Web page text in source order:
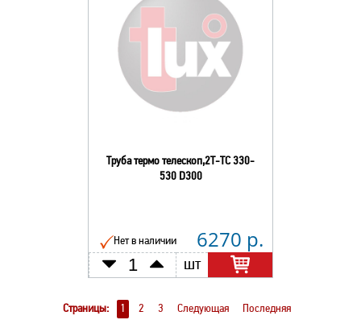
Труба термо телескоп,2Т-ТС 330-
530 D300
Нет в наличии 6270 р.
шт
Страницы: 1 2 3 Следующая Последняя